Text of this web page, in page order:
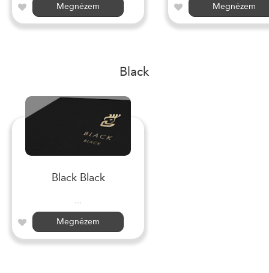
Megnézem
Megnézem
Black
Black Black
...
Megnézem